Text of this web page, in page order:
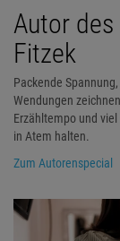
Autor
Fitzek
Packende
Wendungen
Erzähltempo und
in Atem halten.
Zum Autorenspecial